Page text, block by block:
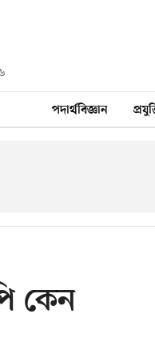
পদার্থবিজ্ঞান
কেন